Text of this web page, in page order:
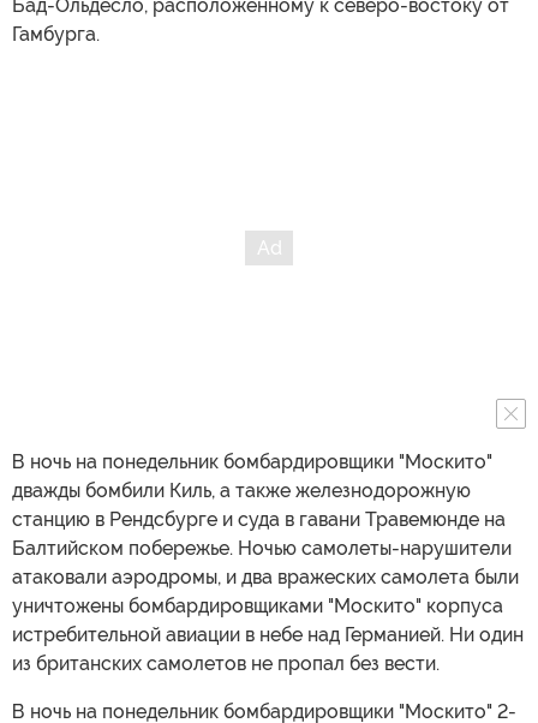
Бад-Ольдесло, расположенному к северо-востоку от
Гамбурга.
В ночь на понедельник бомбардировщики "Москито"
дважды бомбили Киль, а также железнодорожную
станцию в Рендсбурге и суда в гавани Травемюнде на
Балтийском побережье. Ночью самолеты-нарушители
атаковали аэродромы, и два вражеских самолета были
уничтожены бомбардировщиками "Москито" корпуса
истребительной авиации в небе над Германией. Ни один
из британских самолетов не пропал без вести.
В ночь на понедельник бомбардировщики "Москито" 2-